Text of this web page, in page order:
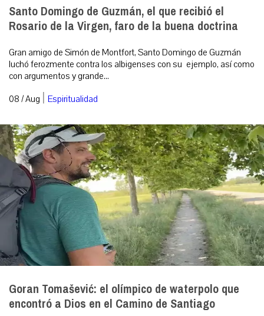
Santo Domingo de Guzmán, el que recibió el
Rosario de la Virgen, faro de la buena doctrina
Gran amigo de Simón de Montfort, Santo Domingo de Guzmán
luchó ferozmente contra los albigenses con su ejemplo, así como
con argumentos y grande...
08 / Aug | Espiritualidad
Goran Tomašević: el olímpico de waterpolo que
encontró a Dios en el Camino de Santiago